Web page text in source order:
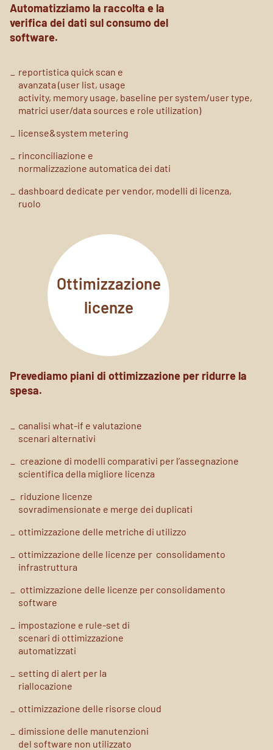
Automatizziamo la raccolta e la
verifica dei dati sul consumo del
software.
reportistica quick scan e
avanzata (user list, usage
activity, memory usage, baseline per system/user type,
matrici user/data sources e role utilization)
license&system metering
rinconciliazione e
normalizzazione automatica dei dati
dashboard dedicate per vendor, modelli di licenza,
ruolo
Ottimizzazione
licenze
Prevediamo piani di ottimizzazione per ridurre la
spesa.
canalisi what-if e valutazione
scenari alternativi
creazione di modelli comparativi per l’assegnazione
scientifica della migliore licenza
riduzione licenze
sovradimensionate e merge dei duplicati
ottimizzazione delle metriche di utilizzo
ottimizzazione delle licenze per consolidamento
infrastruttura
ottimizzazione delle licenze per consolidamento
software
impostazione e rule-set di
scenari di ottimizzazione
automatizzati
setting di alert per la
riallocazione
ottimizzazione delle risorse cloud
dimissione delle manutenzioni
del software non utilizzato